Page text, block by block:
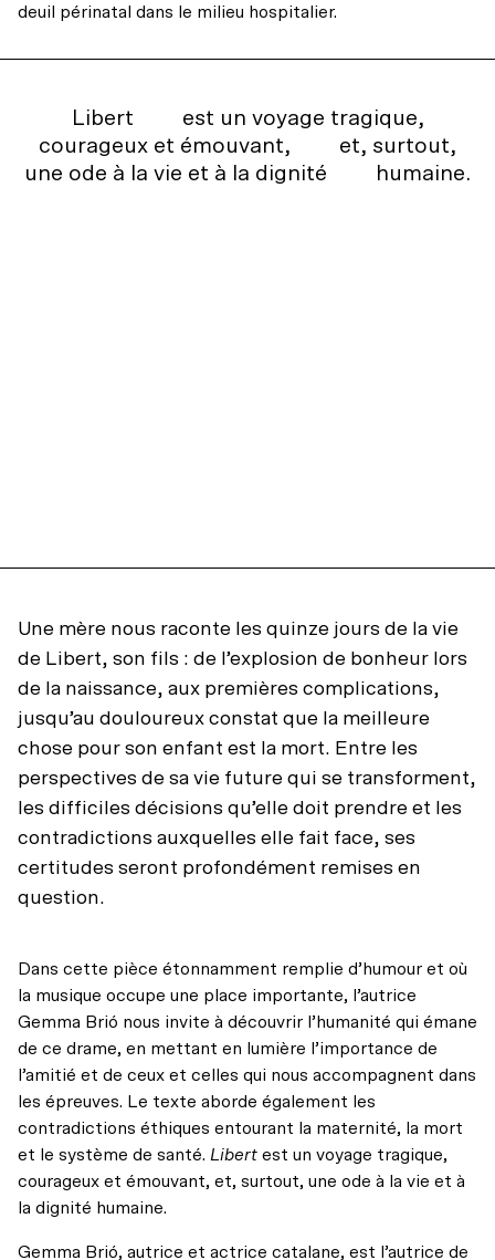
deuil périnatal dans le milieu hospitalier.
Libert
est un voyage tragique,
courageux et émouvant,
et, surtout,
une ode à la vie et à la dignité
humaine.
Une mère nous raconte les quinze jours de la vie
de Libert, son fils : de l’explosion de bonheur lors
de la naissance, aux premières complications,
jusqu’au douloureux constat que la meilleure
chose pour son enfant est la mort. Entre les
perspectives de sa vie future qui se transforment,
les difficiles décisions qu’elle doit prendre et les
contradictions auxquelles elle fait face, ses
certitudes seront profondément remises en
question.
Dans cette pièce étonnamment remplie d’humour et où
la musique occupe une place importante, l’autrice
Gemma Brió nous invite à découvrir l’humanité qui émane
de ce drame, en mettant en lumière l’importance de
l’amitié et de ceux et celles qui nous accompagnent dans
les épreuves. Le texte aborde également les
contradictions éthiques entourant la maternité, la mort
et le système de santé. Libert est un voyage tragique,
courageux et émouvant, et, surtout, une ode à la vie et à
la dignité humaine.
Gemma Brió, autrice et actrice catalane, est l’autrice de